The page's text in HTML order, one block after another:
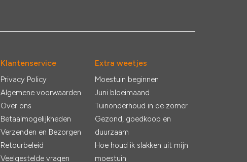
Klantenservice
Privacy Policy
Algemene voorwaarden
Over ons
Betaalmogelijkheden
Verzenden en Bezorgen
Retourbeleid
Veelgestelde vragen
Extra weetjes
Moestuin beginnen
Juni bloeimaand
Tuinonderhoud in de zomer
Gezond, goedkoop en
duurzaam
Hoe houd ik slakken uit mijn
moestuin